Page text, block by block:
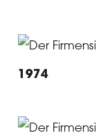
1974